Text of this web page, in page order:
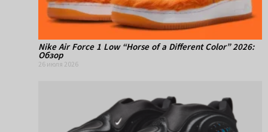
Nike Air Force 1 Low “Horse of a Different Color” 2026:
Обзор
26 июля 2026